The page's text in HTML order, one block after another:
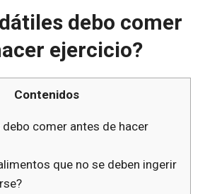
debo comer
ejercicio?
Contenidos
comer antes de hacer
que no se deben ingerir